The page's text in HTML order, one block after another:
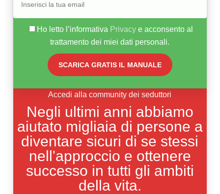
Ho letto l’informativa Privacy e acconsento al
trattamento dei miei dati personali.
Accedi alla community dei seduttori
Negli ultimi anni abbiamo
aiutato migliaia di persone a
diventare sicuri di se stessi
nell'approccio e ottenere
successo in tutti gli ambiti
della vita.